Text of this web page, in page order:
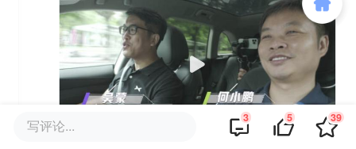
写评论... 3 5 39